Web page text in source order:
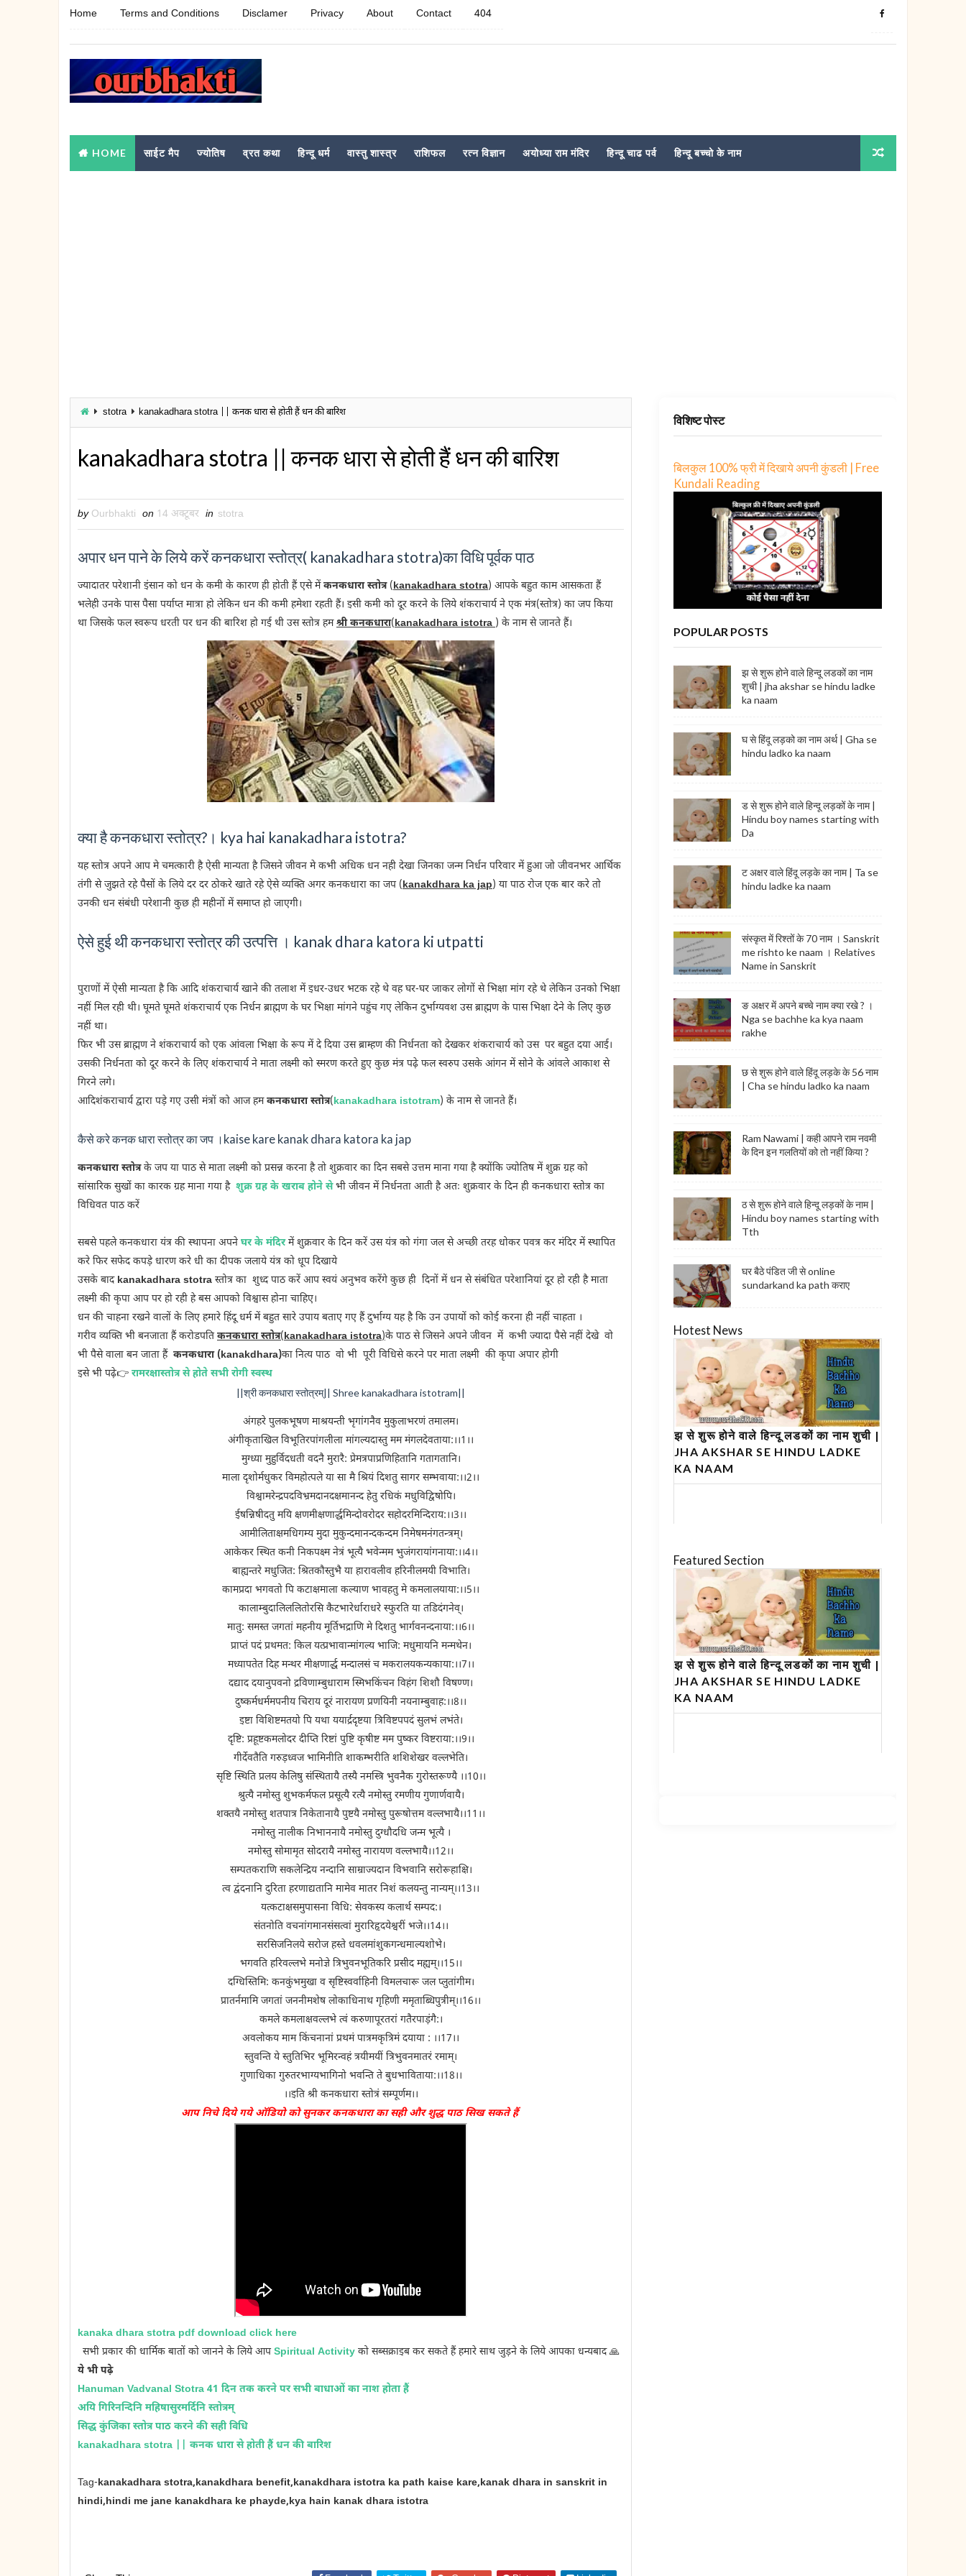
Home Terms and Conditions Disclamer Privacy About Contact 404
HOME साईट मैप ज्योतिष व्रत कथा हिन्दू धर्म वास्तु शास्त्र राशिफल रत्न विज्ञान अयोध्या राम मंदिर हिन्दू चाढ पर्व हिन्दू बच्चो के नाम
stotra kanakadhara stotra || कनक धारा से होती हैं धन की बारिश
kanakadhara stotra || कनक धारा से होती हैं धन की बारिश
by Ourbhakti on 14 अक्टूबर in stotra
अपार धन पाने के लिये करें कनकधारा स्तोत्र( kanakadhara stotra)का विधि पूर्वक पाठ
ज्यादातर परेशानी इंसान को धन के कमी के कारण ही होती हैं एसे मेंकनकधारा स्तोत्र(kanakadhara stotra) आपके बहुत काम आसकता हैं
भलेही उनके पास पैसा पर्याप्त मात्रा हो लेकिन धन की कमी हमेशा रहती हैं। इसी कमी को दूर करने के लिये शंकराचार्य ने एक मंत्र(स्तोत्र) का जप किया
था जिसके फल स्वरूप धरती पर धन की बारिश हो गई थी उस स्तोत्र हमश्री कनकधारा(kanakadhara istotra) के नाम से जानते हैं।
क्या है कनकधारा स्तोत्र?। kya hai kanakadhara istotra?
यह स्तोत्र अपने आप मे चमत्कारी है ऐसी मान्यता है जिसने जीवन मे कभी अधिक धन नही देखा जिनका जन्म निर्धन परिवार में हुआ जो जीवनभर आर्थिक
तंगी से जुझते रहे पैसों के लिये दर दर ठोकरे खाते रहे ऐसे व्यक्ति अगर कनकधारा का जप (kanakdhara ka jap) या पाठ रोज एक बार करे तो
उनकी धन संबंधी परेशानी कुछ ही महीनों में समाप्त हो जाएगी।
ऐसे हुई थी कनकधारा स्तोत्र की उत्पत्ति । kanak dhara katora ki utpatti
पुराणों में ऐसी मान्यता है कि आदि शंकराचार्य खाने की तलाश में इधर-उधर भटक रहे थे वह घर-घर जाकर लोगों से भिक्षा मांग रहे थे लेकिन उनको भिक्षा
नहीं मिल रही थी। घूमते घूमते शंकराचार्य एक निर्धन ब्राह्मण के घर भिक्षा मांगने पहुंच गए लेकिन दुर्भाग्यवश उस ब्राह्मण के पास भिक्षा देने के लिए कुछ
नहीं था।
फिर भी उस ब्राह्मण ने शंकराचार्य को एक आंवला भिक्षा के रूप में दे दिया उस ब्राम्हण की निर्धनता को देखकर शंकराचार्य को उस पर बहुत दया आई।
उसकी निर्धनता को दूर करने के लिए शंकराचार्य ने माता लक्ष्मी को स्मरण करते हुए कुछ मंत्र पढ़े फल स्वरुप उसके आंगन में सोने के आंवले आकाश से
गिरने लगे।
आदिशंकराचार्य द्वारा पड़े गए उसी मंत्रों को आज हमकनकधारा स्तोत्र(kanakadhara istotram) के नाम से जानते हैं।
कैसे करे कनक धारा स्तोत्र का जप ।kaise kare kanak dhara katora ka jap
कनकधारा स्तोत्रके जप या पाठ से माता लक्ष्मी को प्रसन्न करना है तो शुक्रवार का दिन सबसे उत्तम माना गया है क्योंकि ज्योतिष में शुक्र ग्रह को
सांसारिक सुखों का कारक ग्रह माना गया है शुक्र ग्रह के खराब होने सेभी जीवन में निर्धनता आती है अतः शुक्रवार के दिन ही कनकधारा स्तोत्र का
विधिवत पाठ करें
सबसे पहले कनकधारा यंत्र की स्थापना अपने घर के मंदिरमें शुक्रवार के दिन करें उस यंत्र को गंगा जल से अच्छी तरह धोकर पवत्र कर मंदिर में स्थापित
करे फिर सफेद कपड़े धारण करे धी का दीपक जलाये यंत्र को धूप दिखाये
उसके बाद kanakadhara stotra स्तोत्र का शुध्द पाठ करें आप स्वयं अनुभव करेंगे कुछ ही दिनों में धन से संबंधित परेशानियां दूर हो रही है माता
लक्ष्मी की कृपा आप पर हो रही हे बस आपको विश्वास होना चाहिए।
धन की चाहना रखने वालों के लिए हमारे हिंदू धर्म में बहुत सारे उपाय बताए गए हैं दुर्भाग्य यह है कि उन उपायों को कोई करना ही नहीं चाहता ।
गरीव व्यक्ति भी बनजाता हैं करोडपतिकनकधारा स्तोत्र(kanakadhara istotra)के पाठ से जिसने अपने जीवन में कभी ज्यादा पैसे नहीं देखे वो
भी पैसे वाला बन जाता हैं कनकधारा (kanakdhara)का नित्य पाठ वो भी पूरी विधिसे करने पर माता लक्ष्मी की कृपा अपार होगी
इसे भी पढ़े👉 रामरक्षास्तोत्र से होते सभी रोगी स्वस्थ
||श्री कनकधारा स्तोत्रम्|| Shree kanakadhara istotram||
अंगहरे पुलकभूषण माश्रयन्ती भृगांगनैव मुकुलाभरणं तमालम।
अंगीकृताखिल विभूतिरपांगलीला मांगल्यदास्तु मम मंगलदेवताया:।।1।।
मुग्ध्या मुहुर्विदधती वदनै मुरारै: प्रेमत्रपाप्रणिहितानि गतागतानि।
माला दृशोर्मधुकर विमहोत्पले या सा मै श्रियं दिशतु सागर सम्भवाया:।।2।।
विश्वामरेन्द्रपदविभ्रमदानदक्षमानन्द हेतु रधिकं मधुविद्विषोपि।
ईषन्निषीदतु मयि क्षणमीक्षणार्द्धमिन्दोवरोदर सहोदरमिन्दिराय:।।3।।
आमीलिताक्षमधिगम्य मुदा मुकुन्दमानन्दकन्दम निमेषमनंगतन्त्रम्।
आकेकर स्थित कनी निकपक्ष्म नेत्रं भूत्यै भवेन्मम भुजंगरायांगनाया:।।4।।
बाह्यन्तरे मधुजित: श्रितकौस्तुभै या हारावलीव हरि‍नीलमयी विभाति।
कामप्रदा भगवतो पि कटाक्षमाला कल्याण भावहतु मे कमलालयाया:।।5।।
कालाम्बुदालिललितोरसि कैटभारेर्धाराधरे स्फुरति या तडिदंगनेव्।
मातु: समस्त जगतां महनीय मूर्तिभद्राणि मे दिशतु भार्गवनन्दनाया:।।6।।
प्राप्तं पदं प्रथमत: किल यत्प्रभावान्मांगल्य भाजि: मधुमायनि मन्मथेन।
मध्यापतेत दिह मन्थर मीक्षणार्द्ध मन्दालसं च मकरालयकन्यकाया:।।7।।
दद्याद दयानुपवनो द्रविणाम्बुधाराम स्मिभकिंचन विहंग शिशौ विषण्ण।
दुष्कर्मधर्ममपनीय चिराय दूरं नारायण प्रणयिनी नयनाम्बुवाह:।।8।।
इष्टा विशिष्टमतयो पि यथा ययार्द्रदृष्टया त्रिविष्टपपदं सुलभं लभंते।
दृष्टि: प्रहूष्टकमलोदर दीप्ति रिष्टां पुष्टि कृषीष्ट मम पुष्कर विष्टराया:।।9।।
गीर्देवतैति गरुड़ध्वज भामिनीति शाकम्भरीति शशिशेखर वल्लभेति।
सृष्टि स्थिति प्रलय केलिषु संस्थितायै तस्यै ‍नमस्त्रि भुवनैक गुरोस्तरूण्यै ।।10।।
श्रुत्यै नमोस्तु शुभकर्मफल प्रसूत्यै रत्यै नमोस्तु रमणीय गुणार्णवायै।
शक्तयै नमोस्तु शतपात्र निकेतानायै पुष्टयै नमोस्तु पुरूषोत्तम वल्लभायै।।11।।
नमोस्तु नालीक निभाननायै नमोस्तु दुग्धौदधि जन्म भूत्यै ।
नमोस्तु सोमामृत सोदरायै नमोस्तु नारायण वल्लभायै।।12।।
सम्पतकराणि सकलेन्द्रिय नन्दानि साम्राज्यदान विभवानि सरोरूहाक्षि।
त्व द्वंदनानि दुरिता हरणाद्यतानि मामेव मातर निशं कलयन्तु नान्यम्।।13।।
यत्कटाक्षसमुपासना विधि: सेवकस्य कलार्थ सम्पद:।
संतनोति वचनांगमानसंसत्वां मुरारिहृदयेश्वरीं भजे।।14।।
सरसिजनिलये सरोज हस्ते धवलमांशुकगन्धमाल्यशोभे।
भगवति हरिवल्लभे मनोज्ञे त्रिभुवनभूतिकरि प्रसीद मह्यम्।।15।।
दग्धिस्तिमि: कनकुंभमुखा व सृष्टिस्वर्वाहिनी विमलचारू जल प्लुतांगीम।
प्रातर्नमामि जगतां जननीमशेष लोकाधिनाथ गृहिणी ममृताब्धिपुत्रीम्।।16।।
कमले कमलाक्षवल्लभे त्वं करुणापूरतरां गतैरपाड़ंगै:।
अवलोकय माम किंचनानां प्रथमं पात्रमकृत्रिमं दयाया : ।।17।।
स्तुवन्ति ये स्तुतिभिर भूमिरन्वहं त्रयीमयीं त्रिभुवनमातरं रमाम्।
गुणाधिका गुरुतरभाग्यभागिनो भवन्ति ते बुधभाविताया:।।18।।
।।इति श्री कनकधारा स्तोत्रं सम्पूर्णम।।
आप निचे दिये गये ऑडियो को सुनकर कनकधारा का सही और शुद्ध पाठ सिख सकते हैं
kanaka dhara stotra pdf download click here
सभी प्रकार की धार्मिक बातों को जानने के लिये आपSpiritual Activityको सब्सक्राइब कर सकते हैं हमारे साथ जुड़ने के लिये आपका धन्यबाद 🙏
ये भी पढ़े
Hanuman Vadvanal Stotra 41 दिन तक करने पर सभी बाधाओं का नाश होता हैं
अयि गिरिनन्दिनि महिषासुरमर्दिनि स्तोत्रम्
सिद्ध कुंजिका स्तोत्र पाठ करने की सही विधि
kanakadhara stotra || कनक धारा से होती हैं धन की बारिश
Tag-kanakadhara stotra,kanakdhara benefit,kanakdhara istotra ka path kaise kare,kanak dhara in sanskrit in
hindi,hindi me jane kanakdhara ke phayde,kya hain kanak dhara istotra
विशिष्ट पोस्ट
बिलकुल 100% फ्री में दिखाये अपनी कुंडली | Free
Kundali Reading
POPULAR POSTS
झ से शुरू होने वाले हिन्दू लडकों का नाम
शुची | jha akshar se hindu ladke
ka naam
घ से हिंदू लड़को का नाम अर्थ | Gha se
hindu ladko ka naam
ड से शुरू होने वाले हिन्दू लड़कों के नाम |
Hindu boy names starting with
Da
ट अक्षर वाले हिंदू लड़के का नाम | Ta se
hindu ladke ka naam
संस्कृत में रिश्तों के 70 नाम । Sanskrit
me rishto ke naam । Relatives
Name in Sanskrit
ङ अक्षर में अपने बच्चे नाम क्या रखे ? ।
Nga se bachhe ka kya naam
rakhe
छ से शुरू होने वाले हिंदू लड़के के 56 नाम
| Cha se hindu ladko ka naam
Ram Nawami | कही आपने राम नवमी
के दिन इन गलतियों को तो नहीं किया ?
ठ से शुरू होने वाले हिन्दू लड़कों के नाम |
Hindu boy names starting with
Tth
घर बैठे पंडित जी से online
sundarkand ka path कराए
Hotest News
झ से शुरू होने वाले हिन्दू लडकों का नाम शुची |
JHA AKSHAR SE HINDU LADKE
KA NAAM
Featured Section
झ से शुरू होने वाले हिन्दू लडकों का नाम शुची |
JHA AKSHAR SE HINDU LADKE
KA NAAM